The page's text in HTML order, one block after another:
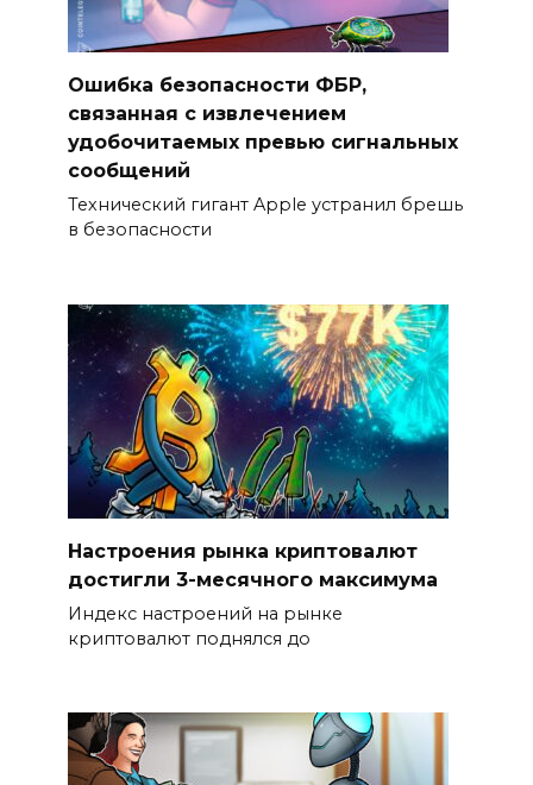
Ошибка безопасности ФБР,
связанная с извлечением
удобочитаемых превью сигнальных
сообщений
Технический гигант Apple устранил брешь
в безопасности
Настроения рынка криптовалют
достигли 3-месячного максимума
Индекс настроений на рынке
криптовалют поднялся до